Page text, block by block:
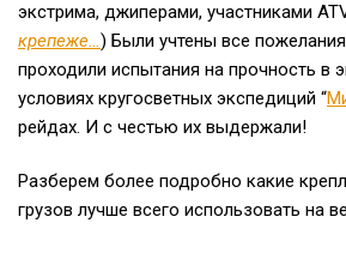
экстрима, джиперами, участниками
крепеже…) Были учтены все
проходили испытания на прочность в
условиях кругосветных экспедиций “
рейдах. И с честью их выдержали!
Разберем более подробно какие
грузов лучше всего использовать на